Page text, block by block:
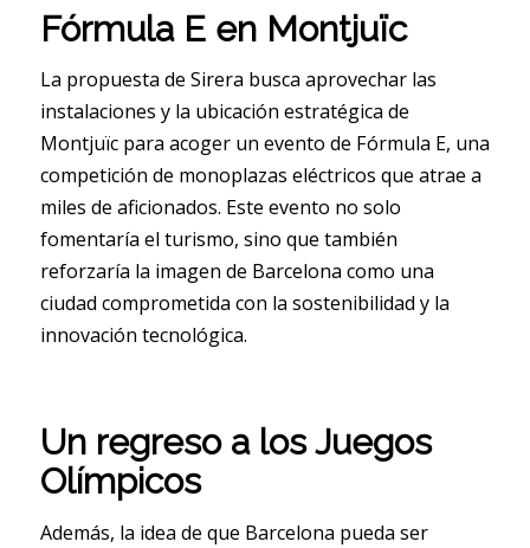
Fórmula E en Montjuïc
La propuesta de Sirera busca aprovechar las
instalaciones y la ubicación estratégica de
Montjuïc para acoger un evento de Fórmula E, una
competición de monoplazas eléctricos que atrae a
miles de aficionados. Este evento no solo
fomentaría el turismo, sino que también
reforzaría la imagen de Barcelona como una
ciudad comprometida con la sostenibilidad y la
innovación tecnológica.
Un regreso a los Juegos
Olímpicos
Además, la idea de que Barcelona pueda ser